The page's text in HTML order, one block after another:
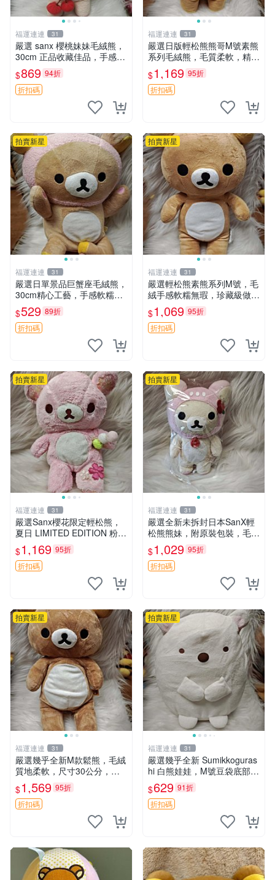
福運連連 31
嚴選 sanx 櫻桃妹妹毛絨熊，
30cm 正品收藏佳品，手感極
軟，適合贈送與收藏 櫻桃妹
妹、sanx、毛絨熊
$869 94折
折扣碼
福運連連 31
嚴選日版輕松熊熊哥M號素熊
系列毛絨熊，毛質柔軟，精緻
可愛，尺寸35cm，保存狀態
優異。收藏或贈送皆為佳選。
中古 毛絨熊 毛玩偶
$1,169 95折
折扣碼
拍賣新星
福運連連 31
嚴選日單景品巨蟹座毛絨熊，
30cm精心工藝，手感軟糯推
薦收藏送人 巨蟹座 毛絨玩具
精緻做工
$529 89折
折扣碼
拍賣新星
福運連連 31
嚴選輕松熊素熊系列M號，毛
絨手感軟糯無瑕，珍藏級做工
推薦收藏，尺寸35cm清晰可
見。中古毛絨、收藏精品、毛
絨玩具
$1,069 95折
折扣碼
拍賣新星
福運連連 31
嚴選Sanx櫻花限定輕松熊，
夏日 LIMITED EDITION 粉色
毛絨熊，背有拉鏈設計，肚內
填充豆袋，精致工藝呈現，狀
態如新，適合收藏與送人 櫻
$1,169 95折
折扣碼
拍賣新星
福運連連 31
嚴選全新未拆封日本SanX輕
松熊熊妹，附原裝包裝，毛絨
質地極佳，細膩可愛，推薦收
藏兼送禮，適合女性好友或家
人，限量釋出。鬆熊、熊玩
$1,029 95折
折扣碼
拍賣新星
福運連連 31
嚴選幾乎全新M款鬆熊，毛絨
質地柔軟，尺寸30公分，做
工精緻可愛，適合收藏或贈送
親友。中古使用痕跡，手感依
然優良。 鬆熊 嬰熊 毛玩偶
$1,569 95折
折扣碼
拍賣新星
福運連連 31
嚴選幾乎全新 Sumikkoguras
hi 白熊娃娃，M號豆袋底部，
穩固不易倒，毛絨布標附贈，
極致軟糯手感，精工細作值得
典藏，尺寸24cm，收藏佳品
$629 91折
折扣碼